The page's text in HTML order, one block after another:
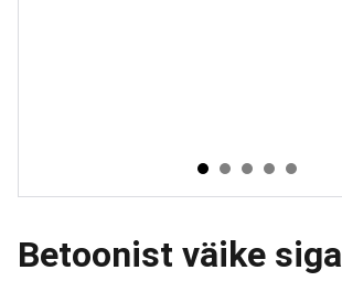
Betoonist väike siga